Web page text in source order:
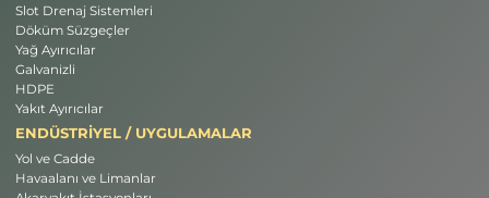
Slot Drenaj Sistemleri
Döküm Süzgeçler
Yağ Ayırıcılar
Galvanizli
HDPE
Yakıt Ayırıcılar
ENDÜSTRİYEL / UYGULAMALAR
Yol ve Cadde
Havaalanı ve Limanlar